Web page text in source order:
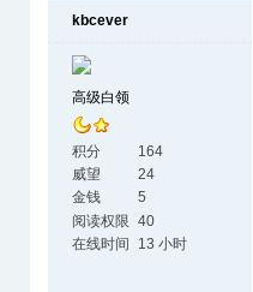
kbcever
高级白领
积分
164
威望
24
金钱
5
阅读权限 40
在线时间
13 小时